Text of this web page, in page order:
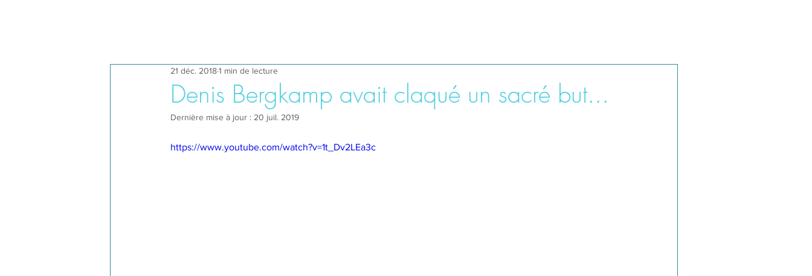
Denis Bergkamp avait claqué un sacré but...
21 déc. 20181 min de lecture
Dernière mise à jour : 20 juil. 2019
https://www.youtube.com/watch?v=1t_Dv2LEa3c